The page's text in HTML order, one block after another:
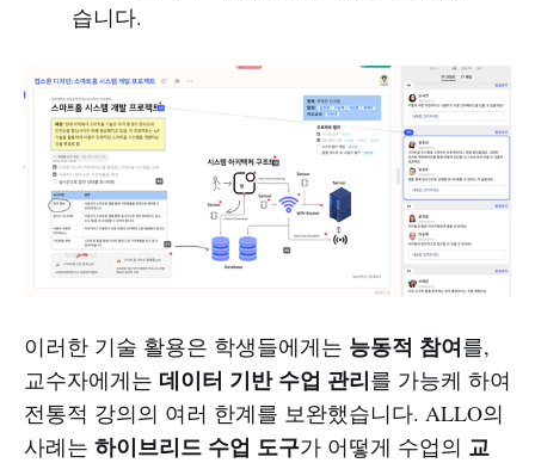
습니다.
이러한 기술 활용은 학생들에게는 능동적 참여를,
교수자에게는 데이터 기반 수업 관리를 가능케 하여
전통적 강의의 여러 한계를 보완했습니다. ALLO의
사례는 하이브리드 수업 도구가 어떻게 수업의 교